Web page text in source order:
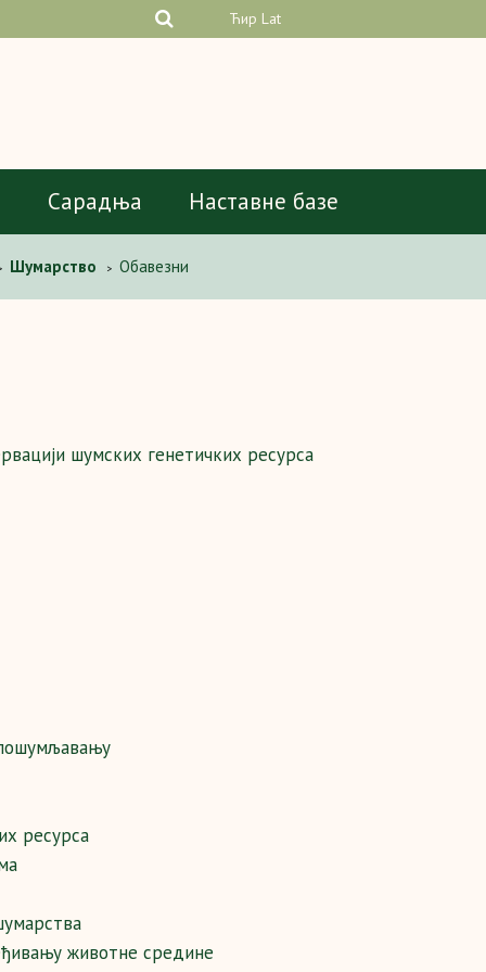
Ћир Lat
Сарадња Наставне базе
Шумарство > Обавезни
шумских генетичких ресурса
ресурса
животне средине